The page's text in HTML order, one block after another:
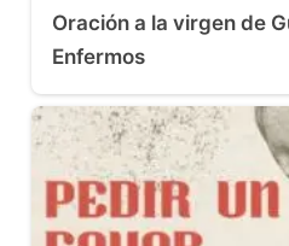
Oración a la virgen de
Enfermos